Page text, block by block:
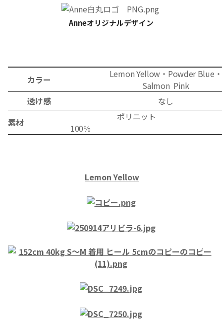
Anneオリジナルデザイン
カラー Lemon Yellow・ PowderBlue・
Salmon Pink
透け感
なし
素材
ポリニット
LemonYellow